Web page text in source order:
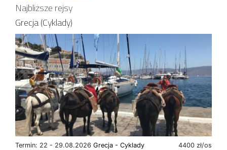
Najbliższe rejsy
Grecja (Cyklady)
Termin: 22 - 29.08.2026 4400 zł/os
Grecja - Cyklady